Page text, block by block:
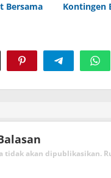
Bersama
Kontingen
tidak akan dipublikasikan.